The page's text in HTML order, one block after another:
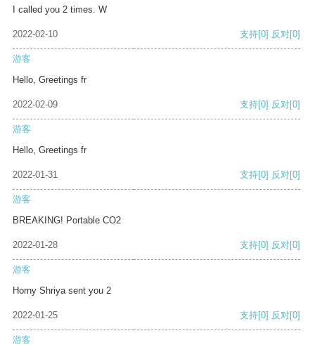
I called you 2 times. W
2022-02-10 支持[0] 反对[0]
游客
Hello, Greetings fr
2022-02-09 支持[0] 反对[0]
游客
Hello, Greetings fr
2022-01-31 支持[0] 反对[0]
游客
BREAKING! Portable CO2
2022-01-28 支持[0] 反对[0]
游客
Horny Shriya sent you 2
2022-01-25 支持[0] 反对[0]
游客